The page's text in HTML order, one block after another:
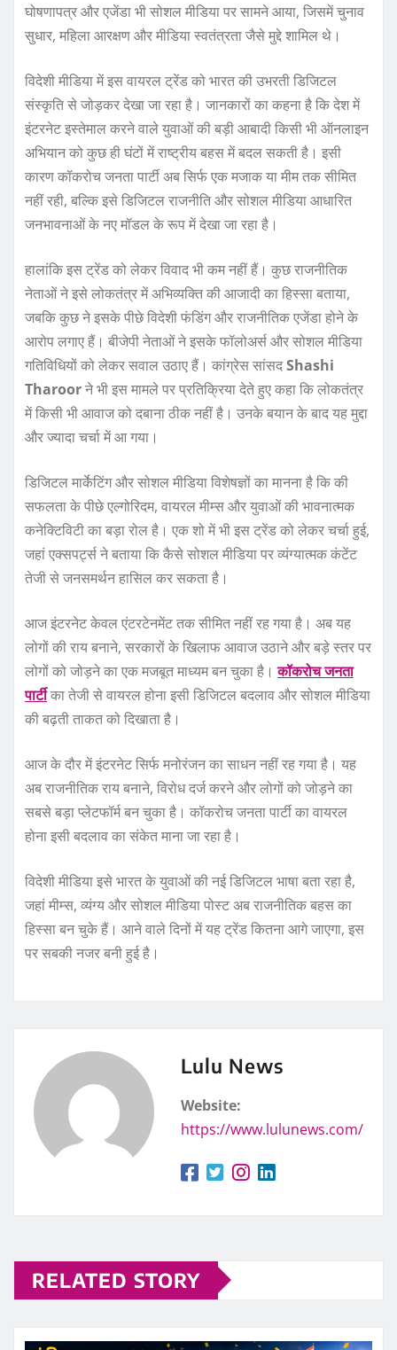
घोषणापत्र और एजेंडा भी सोशल मीडिया पर सामने आया, जिसमें चुनाव
सुधार, महिला आरक्षण और मीडिया स्वतंत्रता जैसे मुद्दे शामिल थे।
विदेशी मीडिया में इस वायरल ट्रेंड को भारत की उभरती डिजिटल
संस्कृति से जोड़कर देखा जा रहा है। जानकारों का कहना है कि देश में
इंटरनेट इस्तेमाल करने वाले युवाओं की बड़ी आबादी किसी भी ऑनलाइन
अभियान को कुछ ही घंटों में राष्ट्रीय बहस में बदल सकती है। इसी
कारण कॉकरोच जनता पार्टी अब सिर्फ एक मजाक या मीम तक सीमित
नहीं रही, बल्कि इसे डिजिटल राजनीति और सोशल मीडिया आधारित
जनभावनाओं के नए मॉडल के रूप में देखा जा रहा है।
हालांकि इस ट्रेंड को लेकर विवाद भी कम नहीं हैं। कुछ राजनीतिक
नेताओं ने इसे लोकतंत्र में अभिव्यक्ति की आजादी का हिस्सा बताया,
जबकि कुछ ने इसके पीछे विदेशी फंडिंग और राजनीतिक एजेंडा होने के
आरोप लगाए हैं। बीजेपी नेताओं ने इसके फॉलोअर्स और सोशल मीडिया
गतिविधियों को लेकर सवाल उठाए हैं। कांग्रेस सांसदShashi
Tharoorने भी इस मामले पर प्रतिक्रिया देते हुए कहा कि लोकतंत्र
में किसी भी आवाज को दबाना ठीक नहीं है। उनके बयान के बाद यह मुद्दा
और ज्यादा चर्चा में आ गया।
डिजिटल मार्केटिंग और सोशल मीडिया विशेषज्ञों का मानना है कि की
सफलता के पीछे एल्गोरिदम, वायरल मीम्स और युवाओं की भावनात्मक
कनेक्टिविटी का बड़ा रोल है। एक शो में भी इस ट्रेंड को लेकर चर्चा हुई,
जहां एक्सपर्ट्स ने बताया कि कैसे सोशल मीडिया पर व्यंग्यात्मक कंटेंट
तेजी से जनसमर्थन हासिल कर सकता है।
आज इंटरनेट केवल एंटरटेनमेंट तक सीमित नहीं रह गया है। अब यह
लोगों की राय बनाने, सरकारों के खिलाफ आवाज उठाने और बड़े स्तर पर
लोगों को जोड़ने का एक मजबूत माध्यम बन चुका है।कॉकरोच जनता
पार्टीका तेजी से वायरल होना इसी डिजिटल बदलाव और सोशल मीडिया
की बढ़ती ताकत को दिखाता है।
आज के दौर में इंटरनेट सिर्फ मनोरंजन का साधन नहीं रह गया है। यह
अब राजनीतिक राय बनाने, विरोध दर्ज करने और लोगों को जोड़ने का
सबसे बड़ा प्लेटफॉर्म बन चुका है। कॉकरोच जनता पार्टी का वायरल
होना इसी बदलाव का संकेत माना जा रहा है।
विदेशी मीडिया इसे भारत के युवाओं की नई डिजिटल भाषा बता रहा है,
जहां मीम्स, व्यंग्य और सोशल मीडिया पोस्ट अब राजनीतिक बहस का
हिस्सा बन चुके हैं। आने वाले दिनों में यह ट्रेंड कितना आगे जाएगा, इस
पर सबकी नजर बनी हुई है।
Lulu News
Website:
https://www.lulunews.com/
RELATED STORY